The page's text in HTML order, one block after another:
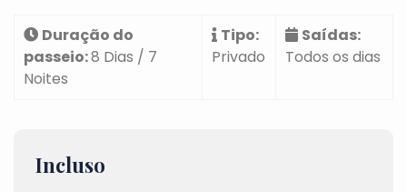
Duração do
passeio:8 Dias / 7
Noites
Tipo:
Privado
Saídas:
Todos os dias
Incluso